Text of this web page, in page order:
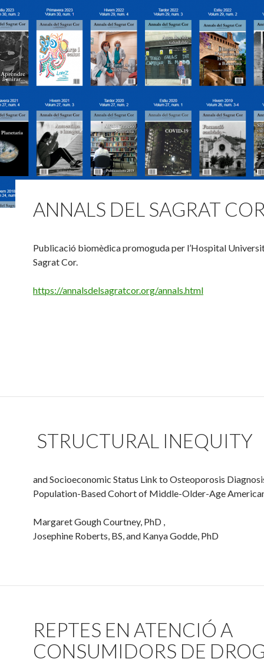
ANNALS DEL SAGRAT
Publicació biomèdica promoguda per l’Hospital
Sagrat Cor.
https://annalsdelsagratcor.org/annals.html
STRUCTURAL INEQUITY
and Socioeconomic Status Link to Osteoporosis
Population-Based Cohort of Middle-Older-Age
Margaret Gough Courtney, PhD ,
Josephine Roberts, BS, and Kanya Godde, PhD
REPTES EN ATENCIÓ A
CONSUMIDORS DE